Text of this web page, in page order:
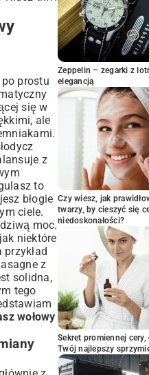
mięso
z
się z
– ciesz
po prostu
się w
ale
z
to
błogie
ciele.
moc.
niektóre
z
solidna,
tego
wołowy
Zeppelin – zegarki z
elegancją
Czy wiesz, jak
twarzy, by cieszyć się
niedoskonałości?
Sekret promiennej
Twój najlepszy